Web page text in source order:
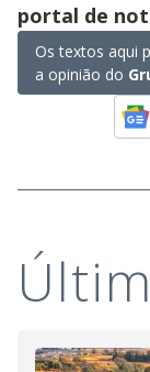
portal de
Os textos aqui
a opinião do